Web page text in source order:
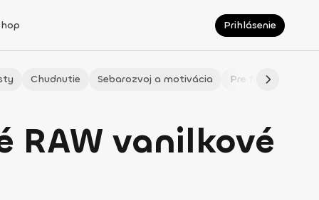
Prihlásenie
Chudnutie Sebarozvoj a motivácia Pre fitmaminky
RAW vanilkové